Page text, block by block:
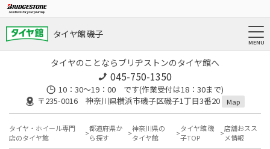
タイヤ館 磯子
タイヤのことならブリヂストンのタイヤ館へ
045-750-1350
10：30～19：00 です(作業受付は18：30まで)
〒235-0016 神奈川県横浜市磯子区磯子1丁目3番20
Map
タイヤ・ホイール専門
店のタイヤ館
都道府県か
ら探す
神奈川県の
タイヤ館
タイヤ館 磯
子TOP
店舗おスス
メ情報